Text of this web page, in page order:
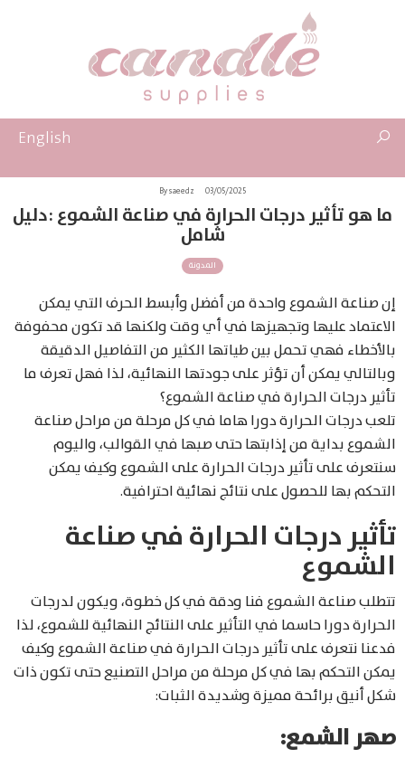
English
03/05/2025
By saeedz
ما هو تأثير درجات الحرارة في صناعة الشموع :دليل
شامل
المدونة
إن صناعة الشموع واحدة من أفضل وأبسط الحرف التي يمكن
الاعتماد عليها وتجهيزها في أي وقت ولكنها قد تكون محفوفة
بالأخطاء فهي تحمل بين طياتها الكثير من التفاصيل الدقيقة
وبالتالي يمكن أن تؤثر على جودتها النهائية، لذا فهل تعرف ما
تأثير درجات الحرارة في صناعة الشموع؟
تلعب درجات الحرارة دورا هاما في كل مرحلة من مراحل صناعة
الشموع بداية من إذابتها حتى صبها في القوالب، واليوم
سنتعرف على تأثير درجات الحرارة على الشموع وكيف يمكن
التحكم بها للحصول على نتائج نهائية احترافية.
تأثير درجات الحرارة في صناعة
الشموع
تتطلب صناعة الشموع فنا ودقة في كل خطوة، ويكون لدرجات
الحرارة دورا حاسما في التأثير على النتائج النهائية للشموع، لذا
فدعنا نتعرف على تأثير درجات الحرارة في صناعة الشموع وكيف
يمكن التحكم بها في كل مرحلة من مراحل التصنيع حتى تكون ذات
شكل أنيق برائحة مميزة وشديدة الثبات:
صهر الشمع: